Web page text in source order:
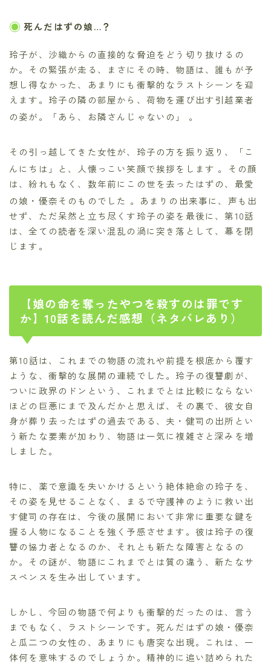
死んだはずの娘…？
玲子が、沙織からの直接的な脅迫をどう切り抜けるの
か。その緊張が走る、まさにその時、物語は、誰もが予
想し得なかった、あまりにも衝撃的なラストシーンを迎
えます。玲子の隣の部屋から、荷物を運び出す引越業者
の姿が。「あら、お隣さんじゃないの」 。
その引っ越してきた女性が、玲子の方を振り返り、「こ
んにちは」と、人懐っこい笑顔で挨拶をします 。その顔
は、紛れもなく、数年前にこの世を去ったはずの、最愛
の娘・優奈そのものでした 。あまりの出来事に、声も出
せず、ただ呆然と立ち尽くす玲子の姿を最後に、第10話
は、全ての読者を深い混乱の渦に突き落として、幕を閉
じます。
【娘の命を奪ったやつを殺すのは罪です
か】10話を読んだ感想（ネタバレあり）
第10話は、これまでの物語の流れや前提を根底から覆す
ような、衝撃的な展開の連続でした。玲子の復讐劇が、
ついに政界のドンという、これまでとは比較にならない
ほどの巨悪にまで及んだかと思えば、その裏で、彼女自
身が葬り去ったはずの過去である、夫・健司の出所とい
う新たな要素が加わり、物語は一気に複雑さと深みを増
しました。
特に、薬で意識を失いかけるという絶体絶命の玲子を、
その姿を見せることなく、まるで守護神のように救い出
す健司の存在は、今後の展開において非常に重要な鍵を
握る人物になることを強く予感させます。彼は玲子の復
讐の協力者となるのか、それとも新たな障害となるの
か。その謎が、物語にこれまでとは質の違う、新たなサ
スペンスを生み出しています。
しかし、今回の物語で何よりも衝撃的だったのは、言う
までもなく、ラストシーンです。死んだはずの娘・優奈
と瓜二つの女性の、あまりにも唐突な出現。これは、一
体何を意味するのでしょうか。精神的に追い詰められた